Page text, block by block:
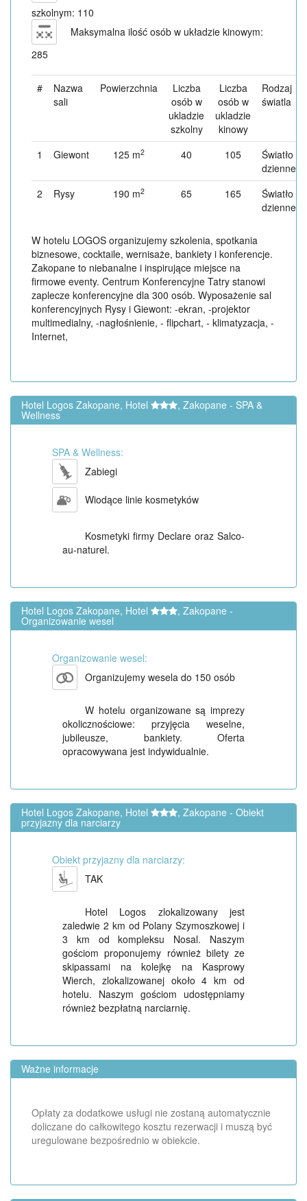
szkolnym: 110
Maksymalna ilość osób w układzie kinowym:
285
#
Nazwa
sali
Powierzchnia
Liczba
osób w
ukladzie
szkolny
Liczba
osób w
ukladzie
kinowy
Rodzaj
światla
1 Giewont 125 m2 40 105
Światło
dzienne
2
Rysy 190 m2 65 165
Światło
dzienne
W hotelu LOGOS organizujemy szkolenia, spotkania
biznesowe, cocktaile, wernisaże, bankiety i konferencje.
Zakopane to niebanalne i inspirujące miejsce na
firmowe eventy. Centrum Konferencyjne Tatry stanowi
zaplecze konferencyjne dla 300 osób. Wyposażenie sal
konferencyjnych Rysy i Giewont: -ekran, -projektor
multimedialny, -nagłośnienie, - flipchart, - klimatyzacja, -
Internet,
Hotel Logos Zakopane, Hotel , Zakopane - SPA &
Wellness
SPA & Wellness:
Zabiegi
Wiodące linie kosmetyków
Kosmetyki firmy Declare oraz Salco-
au-naturel.
Hotel Logos Zakopane, Hotel , Zakopane -
Organizowanie wesel
Organizowanie wesel:
Organizujemy wesela do 150 osób
W hotelu organizowane są imprezy
okolicznościowe: przyjęcia weselne,
jubileusze, bankiety. Oferta
opracowywana jest indywidualnie.
Hotel Logos Zakopane, Hotel , Zakopane - Obiekt
przyjazny dla narciarzy
Obiekt przyjazny dla narciarzy:
TAK
Hotel Logos zlokalizowany jest
zaledwie 2 km od Polany Szymoszkowej i
3 km od kompleksu Nosal. Naszym
gościom proponujemy również bilety ze
skipassami na kolejkę na Kasprowy
Wierch, zlokalizowanej około 4 km od
hotelu. Naszym gościom udostępniamy
również bezpłatną narciarnię.
Ważne informacje
Opłaty za dodatkowe usługi nie zostaną automatycznie
doliczane do całkowitego kosztu rezerwacji i muszą być
uregulowane bezpośrednio w obiekcie.